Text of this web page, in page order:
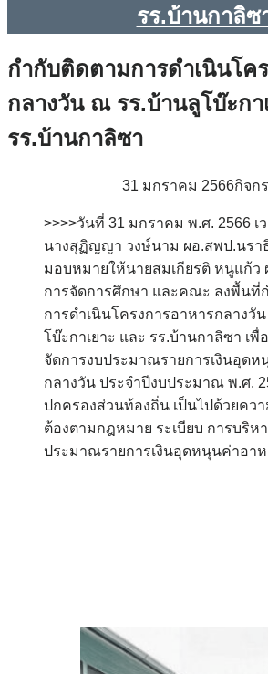
รร.บ้านกาลิซ
กำกับติดตามการดำเนินโค
กลางวัน ณ รร.บ้านลูโบ๊ะกา
รร.บ้านกาลิซา
31 มกราคม 2566กิจก
>>>>วันที่ 31 มกราคม พ.ศ. 2566 เ
นางสุฏิญญา วงษ์นาม ผอ.สพป.นรา
มอบหมายให้นายสมเกียรติ หนูแก้ว
การจัดการศึกษา และคณะ ลงพื้นที่
การดำเนินโครงการอาหารกลางวั
โบ๊ะกาเยาะ และ รร.บ้านกาลิซา เพื่
จัดการงบประมาณรายการเงินอุดห
กลางวัน ประจำปีงบประมาณ พ.ศ.
ปกครองส่วนท้องถิ่น เป็นไปด้วยควา
ต้องตามกฎหมาย ระเบียบ การบริห
ประมาณรายการเงินอุดหนุนค่าอา